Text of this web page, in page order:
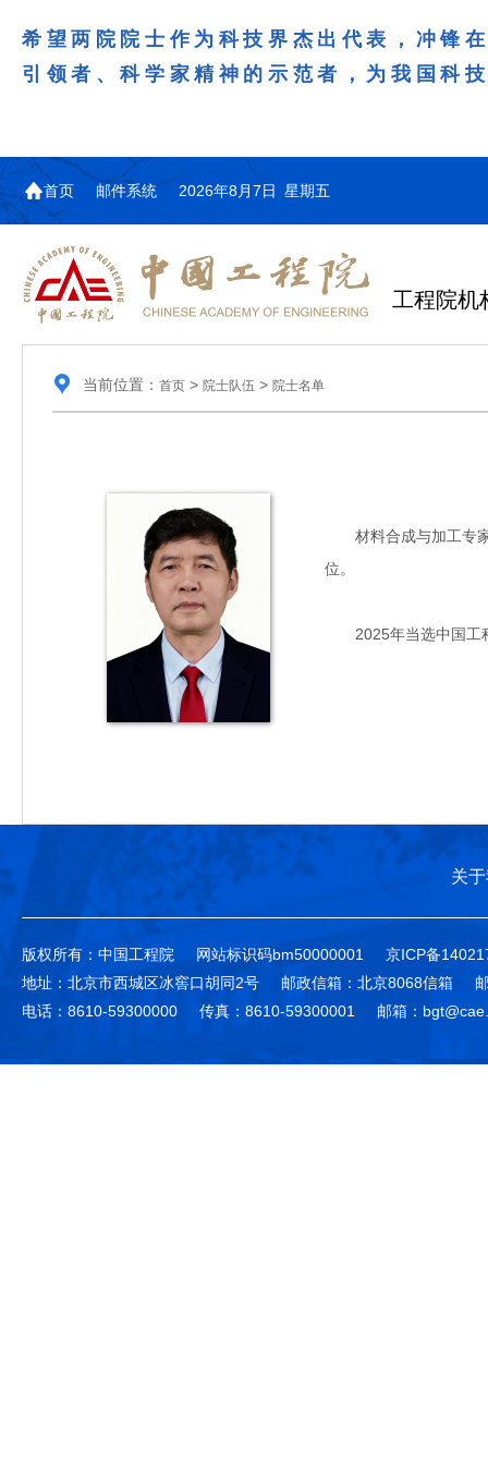
希望两院院士作为科技界杰出代表，冲锋
引领者、科学家精神的示范者，为我国科
首页 邮件系统 2026年8月7日 星期五
工程院机
当前位置： 首页> 院士队伍 > 院士名单
材料合成与加工专家
位。
2025年当选中国工
关
版权所有：中国工程院 网站标识码bm50000001
京ICP备
地址：北京市西城区冰窖口胡同2号
邮政信箱：北京8068信箱
电话：8610-59300000
传真：8610-59300001 邮箱：